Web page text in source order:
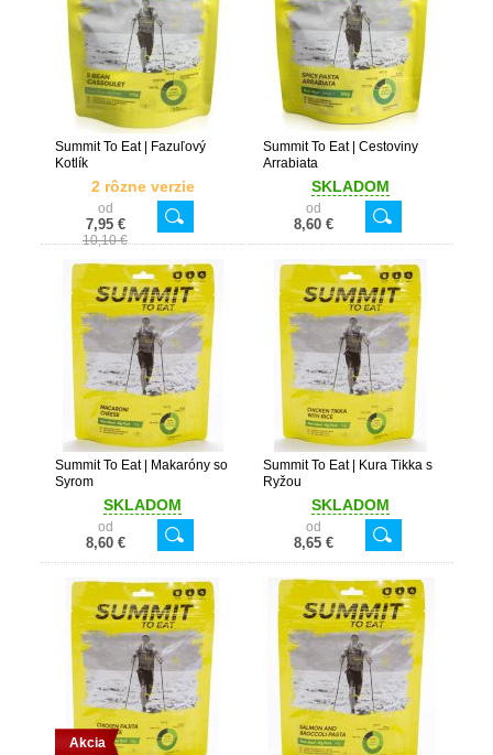
Summit To Eat | Fazuľový
Kotlík
2 rôzne verzie
od
7,95 €
10,10 €
Summit To Eat | Cestoviny
Arrabiata
SKLADOM
od
8,60 €
Summit To Eat | Makaróny so
Syrom
SKLADOM
od
8,60 €
Summit To Eat | Kura Tikka s
Ryžou
SKLADOM
od
8,65 €
Akcia